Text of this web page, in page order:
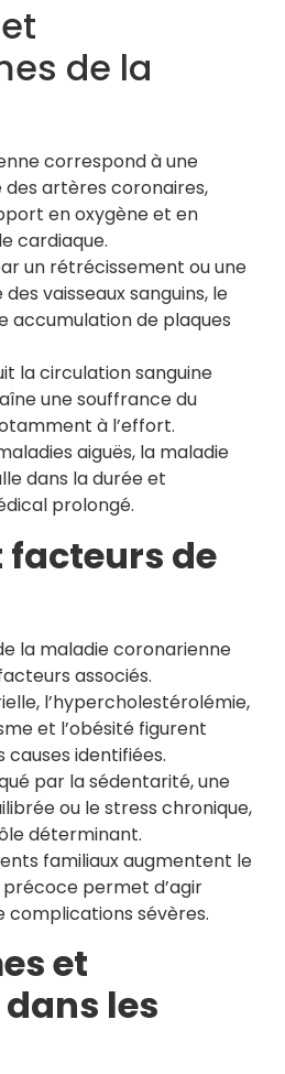
de la
correspond à une
artères coronaires,
en oxygène et en
cardiaque.
un rétrécissement ou une
vaisseaux sanguins, le
accumulation de plaques
la circulation sanguine
une souffrance du
à l’effort.
aiguës, la maladie
dans la durée et
prolongé.
facteurs de
la maladie coronarienne
associés.
l’hypercholestérolémie,
et l’obésité figurent
identifiées.
par la sédentarité, une
ou le stress chronique,
déterminant.
familiaux augmentent le
précoce permet d’agir
complications sévères.
et
les